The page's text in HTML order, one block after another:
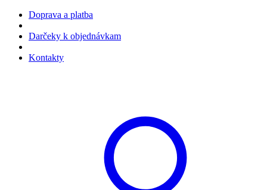
Doprava a platba
Darčeky k objednávkam
Kontakty